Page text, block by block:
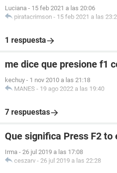
Luciana - 15 feb 2021 a las 20:06
piratacrimson - 15 feb 2021 a las
1 respuesta
me dice que presione f1
kechuy - 1 nov 2010 a las 21:18
MANES - 19 ago 2022 a las 19:40
7 respuestas
Que significa Press F2 to
Irma - 26 jul 2019 a las 17:08
ceszarv - 26 jul 2019 a las 22:28